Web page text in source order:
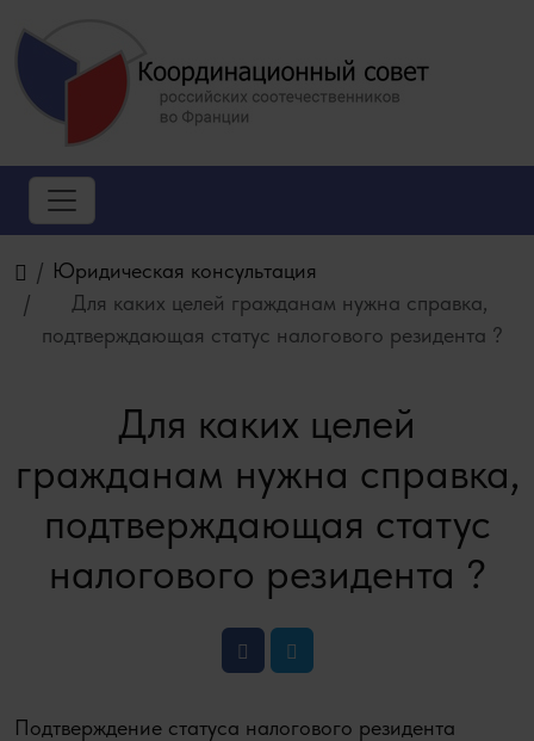
Юридическая консультация
Для каких целей гражданам нужна справка,
подтверждающая статус налогового резидента ?
Для каких целей
гражданам нужна справка,
подтверждающая статус
налогового резидента ?
Подтверждение статуса налогового резидента